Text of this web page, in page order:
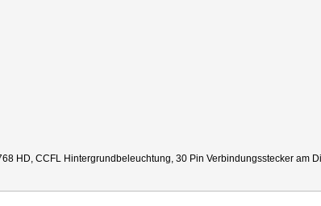
HD, CCFL Hintergrundbeleuchtung, 30 Pin Verbindungsstecker am